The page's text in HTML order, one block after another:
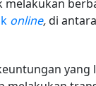
online,di
yang